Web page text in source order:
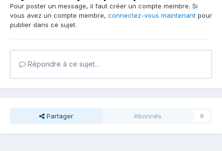
Pour poster un message, il faut créer un compte membre. Si
vous avez un compte membre, connectez-vous maintenant pour
publier dans ce sujet.
Répondre à ce sujet…
Partager Abonnés 0